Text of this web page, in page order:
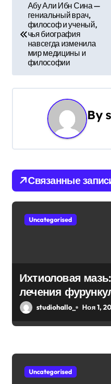
г
и
я
п
о
и
я
м
Абу Али Ибн Сина —
гениальный врач,
философ и ученый,
чья биография
навсегда изменила
мир медицины и
философии
By
Связанные
Uncategorised
Ихтиоловая
лечения
studiohallo_ Ноя 1,
Uncategorised